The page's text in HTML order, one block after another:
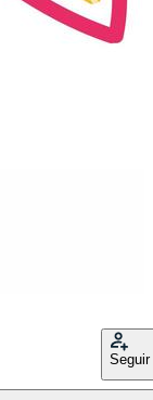
Seguir